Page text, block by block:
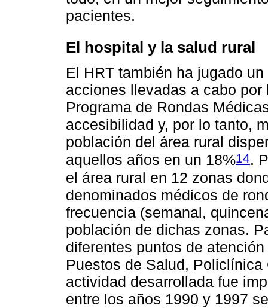
pacientes.
El hospital y la salud rural
El HRT también ha jugado
acciones llevadas a cabo
Programa de Rondas
accesibilidad y, por lo tanto,
población del área rural
aquellos años en un 18%14.
el área rural en 12 zonas
denominados médicos de
frecuencia (semanal,
población de dichas zonas.
diferentes puntos de
Puestos de Salud,
actividad desarrollada fue
entre los años 1990 y 1997